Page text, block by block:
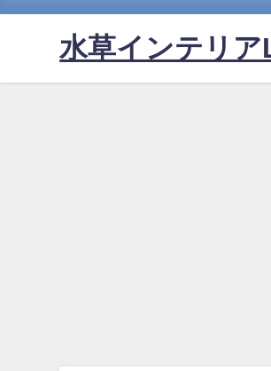
水草インテリア